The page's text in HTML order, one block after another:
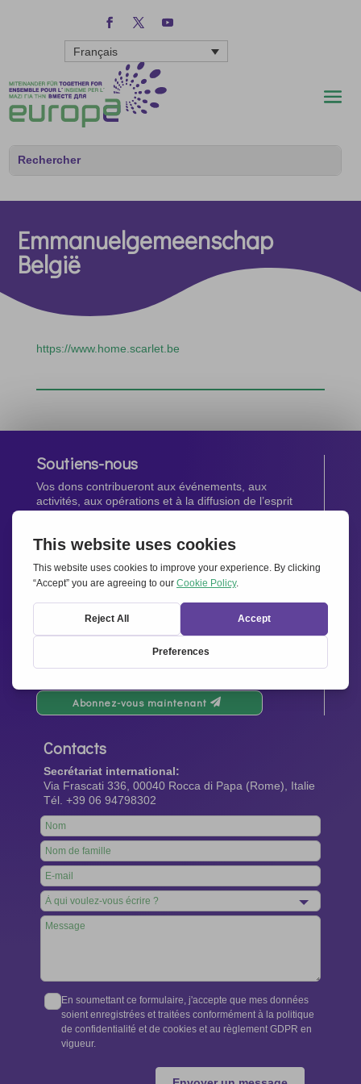
Français
Emmanuelgemeenschap
België
https://www.home.scarlet.be
Soutiens-nous
Vos dons contribueront aux événements, aux
activités, aux opérations et à la diffusion de l’esprit
Newsletter
Abonnez-vous maintenant
Contacts
Secrétariat international:
Via Frascati 336, 00040 Rocca di Papa (Rome), Italie
Tél. +39 06 94798302
Leave
this
field
blank
En soumettant ce formulaire, j'accepte que mes données
soient enregistrées et traitées conformément à la politique
de confidentialité et de cookies et au règlement GDPR en
vigueur.